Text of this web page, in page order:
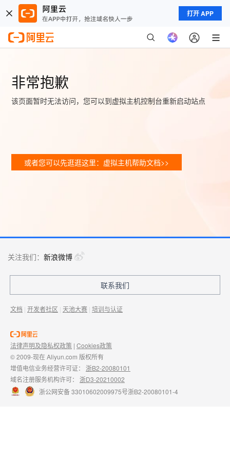
打开 APP
非常抱歉
该页面暂时无法访问，您可以到虚拟主机控制台重新启动站点
或者您可以先逛逛这里：虚拟主机帮助文档>>